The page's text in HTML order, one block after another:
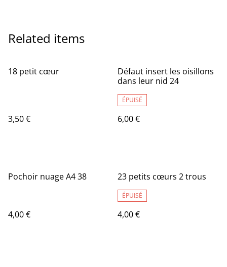
Related items
18 petit cœur
3,50 €
Défaut insert les oisillons
dans leur nid 24
ÉPUISÉ
6,00 €
Pochoir nuage A4 38
4,00 €
23 petits cœurs 2 trous
ÉPUISÉ
4,00 €